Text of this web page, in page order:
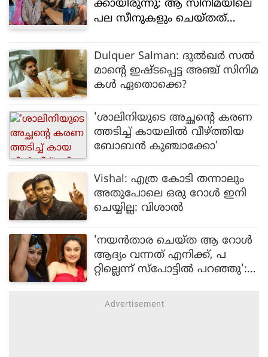
ക്കായിരുന്നു; ആ സിനിമയിലെ
പല സീനുകളും ചെയ്തത്
രാജ്
Dulquer Salman: ദുൽഖർ സൽ
മാന്റെ ഇഷ്ടപ്പെട്ട അഞ്ച് സിനിമ
കൾ ഏതൊക്കെ?
'ശാലിനിയുടെ അച്ഛന്റെ കരണ
ത്തടിച്ച് കായലിൽ വീഴ്ത്തിയ
ബോബന്‍ കുഞ്ചാക്കോ'
Vishal: എത്ര കോടി തന്നാലും
അതുപോലെ ഒരു റോൾ ഇനി
ചെയ്യില്ല: വിശാൽ
'നയൻതാര ചെയ്ത ആ റോൾ
ആദ്യം വന്നത് എനിക്ക്, പ
റ്റില്ലെന്ന് സ്പോട്ടിൽ പറഞ്ഞു':